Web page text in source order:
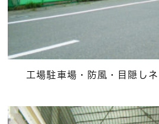
工場駐車場・防風・目隠し